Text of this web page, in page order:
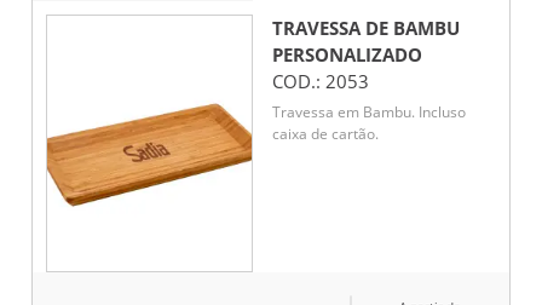
TRAVESSA DE BAMBU
PERSONALIZADO
COD.: 2053
Travessa em Bambu. Incluso
caixa de cartão.